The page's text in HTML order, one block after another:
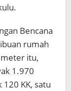
Bencana
rumah
itu,
1.970
KK, satu